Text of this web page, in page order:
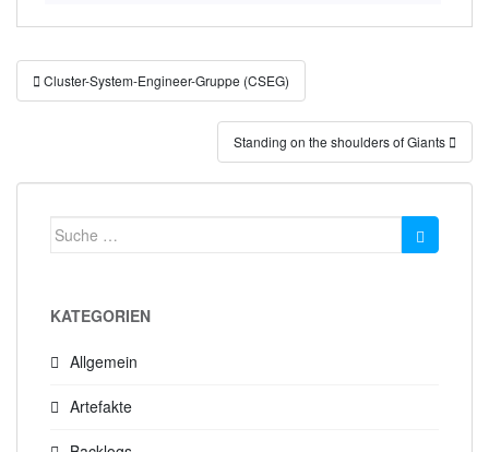
Beitragsnavigation
Cluster-System-Engineer-Gruppe (CSEG)
Standing on the shoulders of Giants
Suche
KATEGORIEN
Allgemein
Artefakte